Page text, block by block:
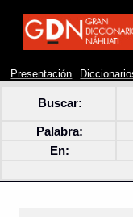
Presentación
Buscar:
Palabra:
En: